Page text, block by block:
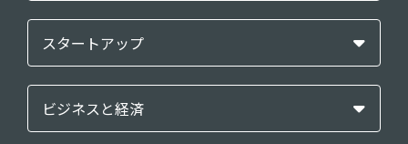
スタートアップ
ビジネスと経済